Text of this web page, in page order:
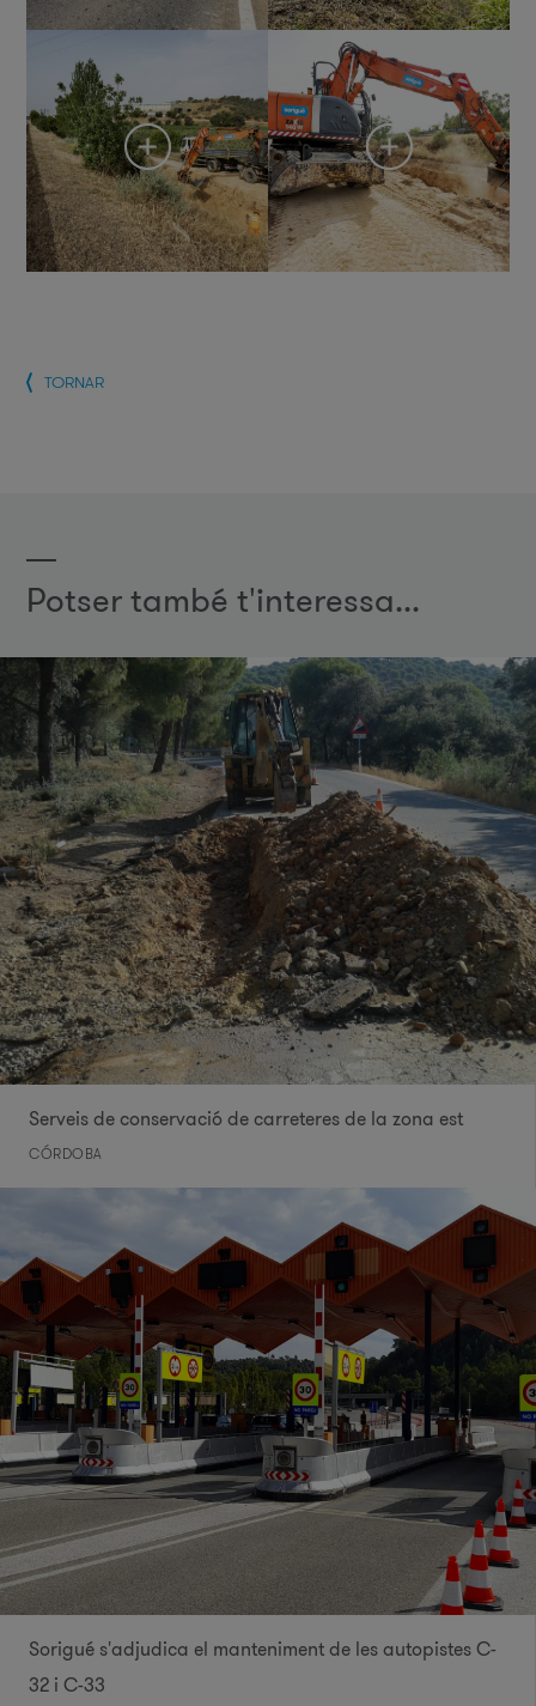
TORNAR
Potser també t'interessa...
Serveis de conservació de carreteres de la zona est
CÓRDOBA
Sorigué s'adjudica el manteniment de les autopistes C-
32 i C-33